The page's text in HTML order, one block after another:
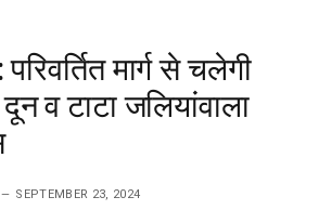
मार्ग से चलेगी
व टाटा जलियांवाला
SEPTEMBER 23, 2024